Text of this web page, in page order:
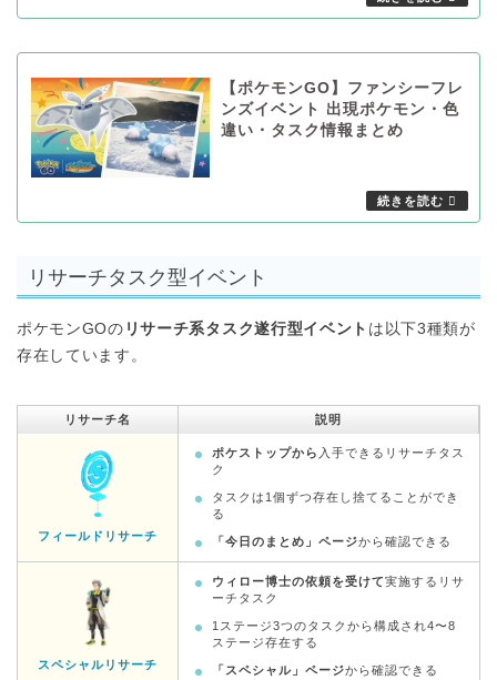
【ポケモンGO】ファンシーフレ
ンズイベント 出現ポケモン・色
違い・タスク情報まとめ
リサーチタスク型イベント
ポケモンGOの リサーチ系タスク遂行型イベント は以下3種類が
存在しています。
リサーチ名 説明
フィールドリサーチ
ポケストップから 入手できるリサーチタス
ク
タスクは1個ずつ存在し捨てることができ
る
「今日のまとめ」ページから確認できる
スペシャルリサーチ
ウィロー博士の依頼を受けて実施するリサ
ーチタスク
1ステージ3つのタスクから構成され4〜8
ステージ存在する
「スペシャル」ページから確認できる